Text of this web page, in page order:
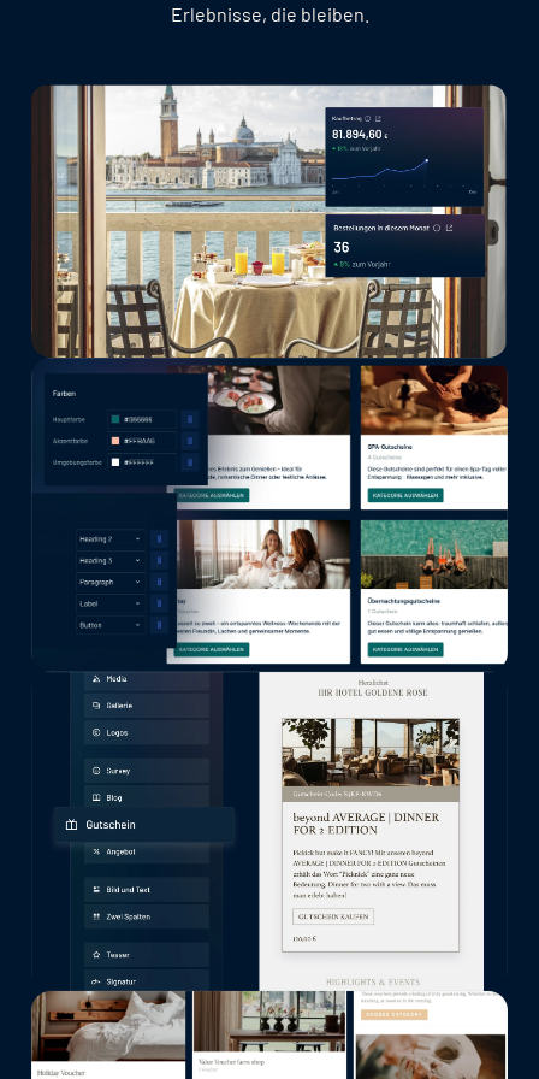
Erlebnisse, die bleiben.